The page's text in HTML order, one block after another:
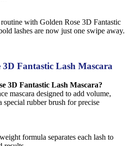
with Golden Rose 3D Fantastic
lashes are now just one swipe away.
3D Fantastic Lash Mascara
3D Fantastic Lash Mascara?
mascara designed to add volume,
rubber brush for precise
formula separates each lash to